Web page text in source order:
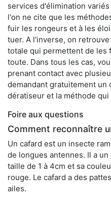
services d'élimination
l'on ne cite que les
fuir les rongeurs et à les
tuer. A l'inverse, on
totale qui permettent de les
toute. Dans tous les cas,
prenant contact avec
demandant gratuitement un
dératiseur et la méthode
Foire aux questions
Comment reconnaître
Un cafard est un insecte
de longues antennes. Il a
taille de 1 à 4cm et sa
rouge. Le cafard a des
ailes.